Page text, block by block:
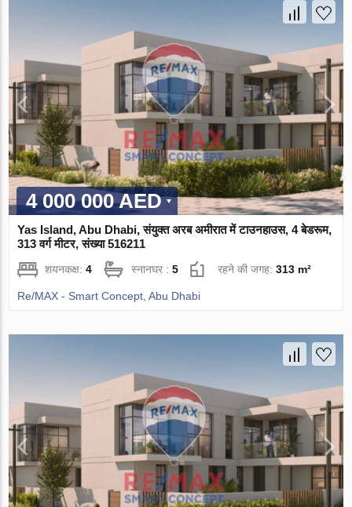
4 000 000 AED
Yas Island, Abu Dhabi, संयुक्त अरब अमीरात में टाउनहाउस, 4 बेडरूम,
313 वर्ग मीटर, संख्या 516211
शयनकक्ष:4 स्नानघर :5 रहने की जगह:313 m²
Re/MAX - Smart Concept, Abu Dhabi